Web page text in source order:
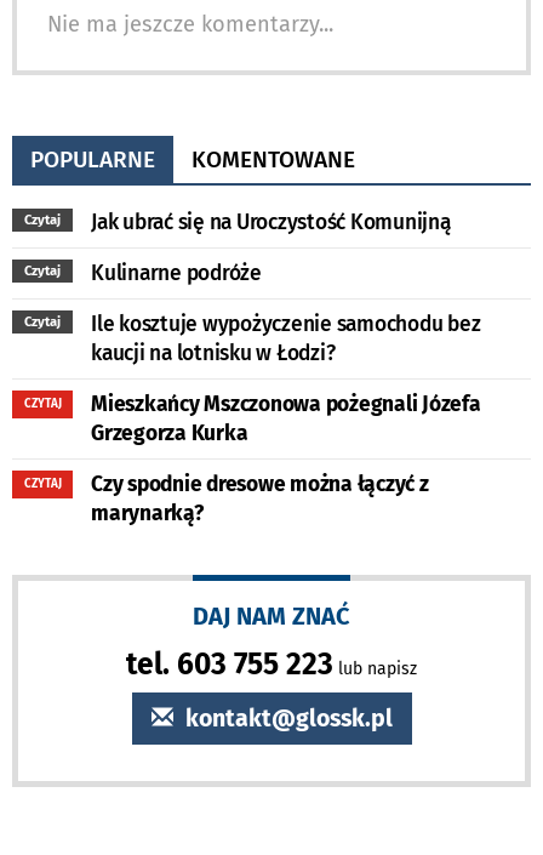
Nie ma jeszcze komentarzy...
POPULARNE KOMENTOWANE
Czytaj Jak ubrać się na Uroczystość Komunijną
Czytaj Kulinarne podróże
Czytaj
Ile kosztuje wypożyczenie samochodu bez
kaucji na lotnisku w Łodzi?
CZYTAJ
Mieszkańcy Mszczonowa pożegnali Józefa
Grzegorza Kurka
CZYTAJ
Czy spodnie dresowe można łączyć z
marynarką?
DAJ NAM ZNAĆ
tel. 603 755 223 lub napisz
kontakt@glossk.pl